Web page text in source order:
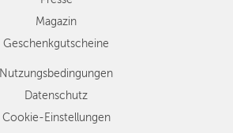
Magazin
Geschenkgutscheine
Nutzungsbedingungen
Datenschutz
Cookie-Einstellungen